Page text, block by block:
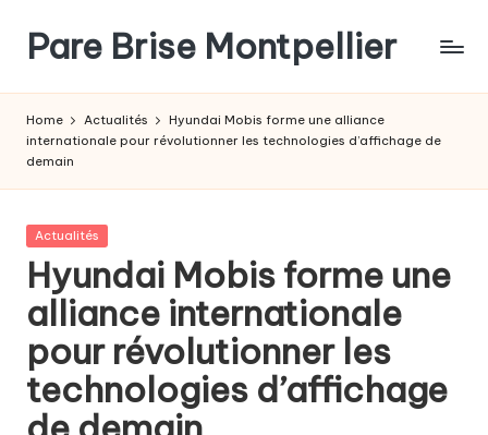
content
Pare Brise Montpellier
Home Actualités
Hyundai Mobis forme une alliance
internationale pour révolutionner les technologies d’affichage de
demain
Posted
Actualités
Hyundai Mobis forme une
alliance internationale
pour révolutionner les
technologies d’affichage